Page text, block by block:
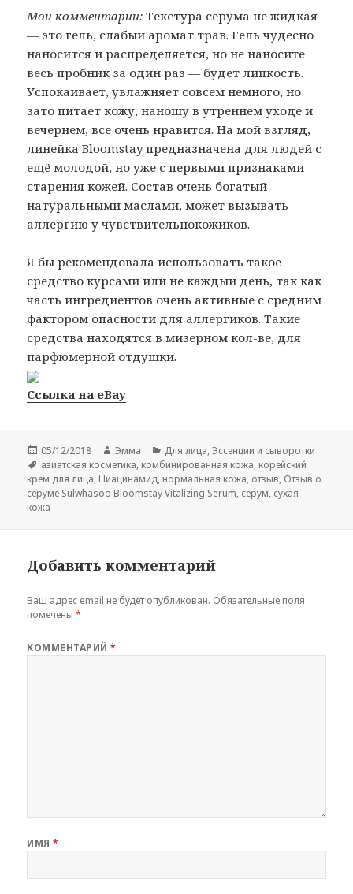
Мои комментарии: Текстура серума не жидкая
— это гель, слабый аромат трав. Гель чудесно
наносится и распределяется, но не наносите
весь пробник за один раз — будет липкость.
Успокаивает, увлажняет совсем немного, но
зато питает кожу, наношу в утреннем уходе и
вечернем, все очень нравится. На мой взгляд,
линейка Bloomstay предназначена для людей с
ещё молодой, но уже с первыми признаками
старения кожей. Состав очень богатый
натуральными маслами, может вызывать
аллергию у чувствительнокожиков.
Я бы рекомендовала использовать такое
средство курсами или не каждый день, так как
часть ингредиентов очень активные с средним
фактором опасности для аллергиков. Такие
средства находятся в мизерном кол-ве, для
парфюмерной отдушки.
Ссылка на eBay
Опубликовано
05/12/2018 Автор
Эмма Рубрики
Для лица,Эссенции и сыворотки
Метки
азиатская косметика, комбинированная кожа, корейский
крем для лица, Ниацинамид, нормальная кожа, отзыв, Отзыв о
серуме Sulwhasoo Bloomstay Vitalizing Serum, серум, сухая
кожа
Добавить комментарий
Ваш адрес email не будет опубликован. Обязательные поля
помечены*
КОММЕНТАРИЙ*
ИМЯ*